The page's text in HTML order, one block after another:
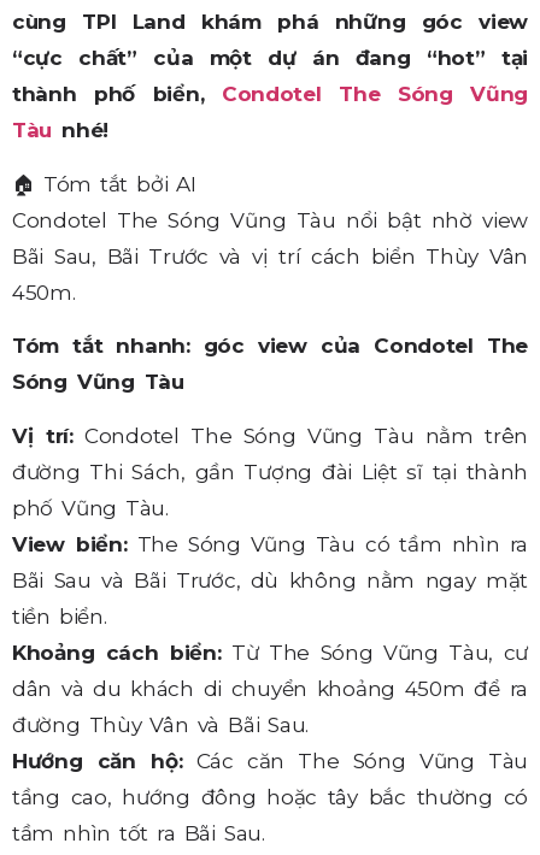
cùng TPI Land khám phá những góc view
“cực chất” của một dự án đang “hot” tại
thành phố biển, Condotel The Sóng Vũng
Tàu nhé!
🏠 Tóm tắt bởi AI
Condotel The Sóng Vũng Tàu nổi bật nhờ view
Bãi Sau, Bãi Trước và vị trí cách biển Thùy Vân
450m.
Tóm tắt nhanh: góc view của Condotel The
Sóng Vũng Tàu
Vị trí: Condotel The Sóng Vũng Tàu nằm trên
đường Thi Sách, gần Tượng đài Liệt sĩ tại thành
phố Vũng Tàu.
View biển: The Sóng Vũng Tàu có tầm nhìn ra
Bãi Sau và Bãi Trước, dù không nằm ngay mặt
tiền biển.
Khoảng cách biển: Từ The Sóng Vũng Tàu, cư
dân và du khách di chuyển khoảng 450m để ra
đường Thùy Vân và Bãi Sau.
Hướng căn hộ: Các căn The Sóng Vũng Tàu
tầng cao, hướng đông hoặc tây bắc thường có
tầm nhìn tốt ra Bãi Sau.